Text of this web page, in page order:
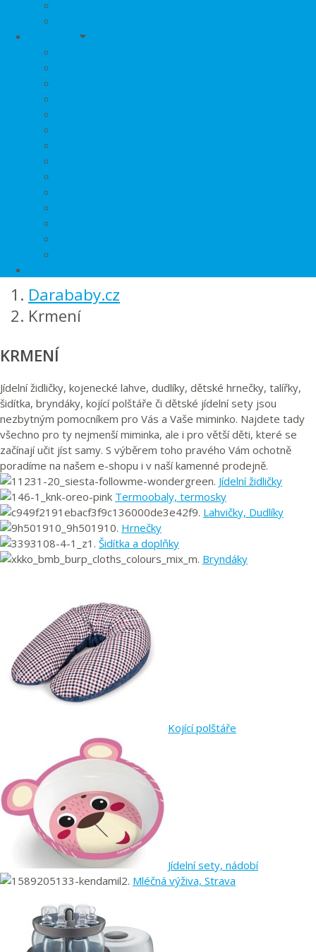
Darababy.cz
Krmení
KRMENÍ
Jídelní židličky, kojenecké lahve, dudlíky, dětské hrnečky, talířky,
šidítka, bryndáky, kojící polštáře či dětské jídelní sety jsou
nezbytným pomocníkem pro Vás a Vaše miminko. Najdete tady
všechno pro ty nejmenší miminka, ale i pro větší děti, které se
začínají učit jíst samy. S výběrem toho pravého Vám ochotně
poradíme na našem e-shopu i v naší kamenné prodejně.
Jídelní židličky
Termoobaly, termosky
Lahvičky, Dudlíky
Hrnečky
Šidítka a doplňky
Bryndáky
Kojící polštáře
Jídelní sety, nádobí
Mléčná výživa, Strava